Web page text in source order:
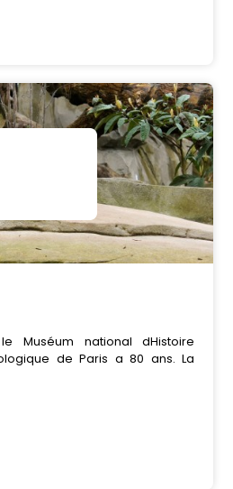
Muséum national dHistoire
de Paris a 80 ans. La